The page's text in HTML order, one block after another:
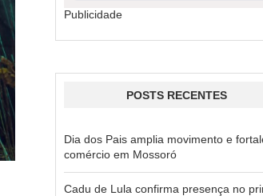
Publicidade
POSTS RECENTES
Dia dos Pais amplia movimento e
comércio em Mossoró
Cadu de Lula confirma presença no